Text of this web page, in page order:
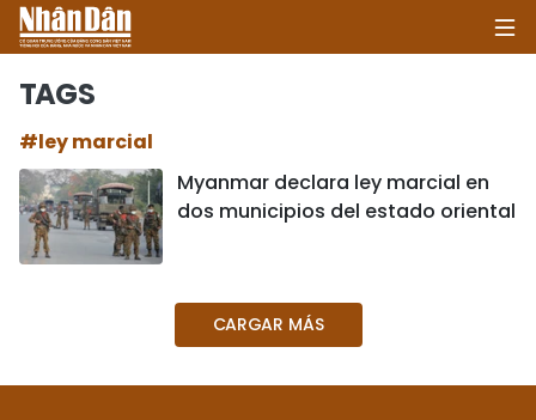
POLÍTICA
SOCIEDAD
SALUD - MEDIO AMBIENTE
TAGS
#ley marcial
Myanmar declara ley marcial en
dos municipios del estado oriental
CARGAR MÁS